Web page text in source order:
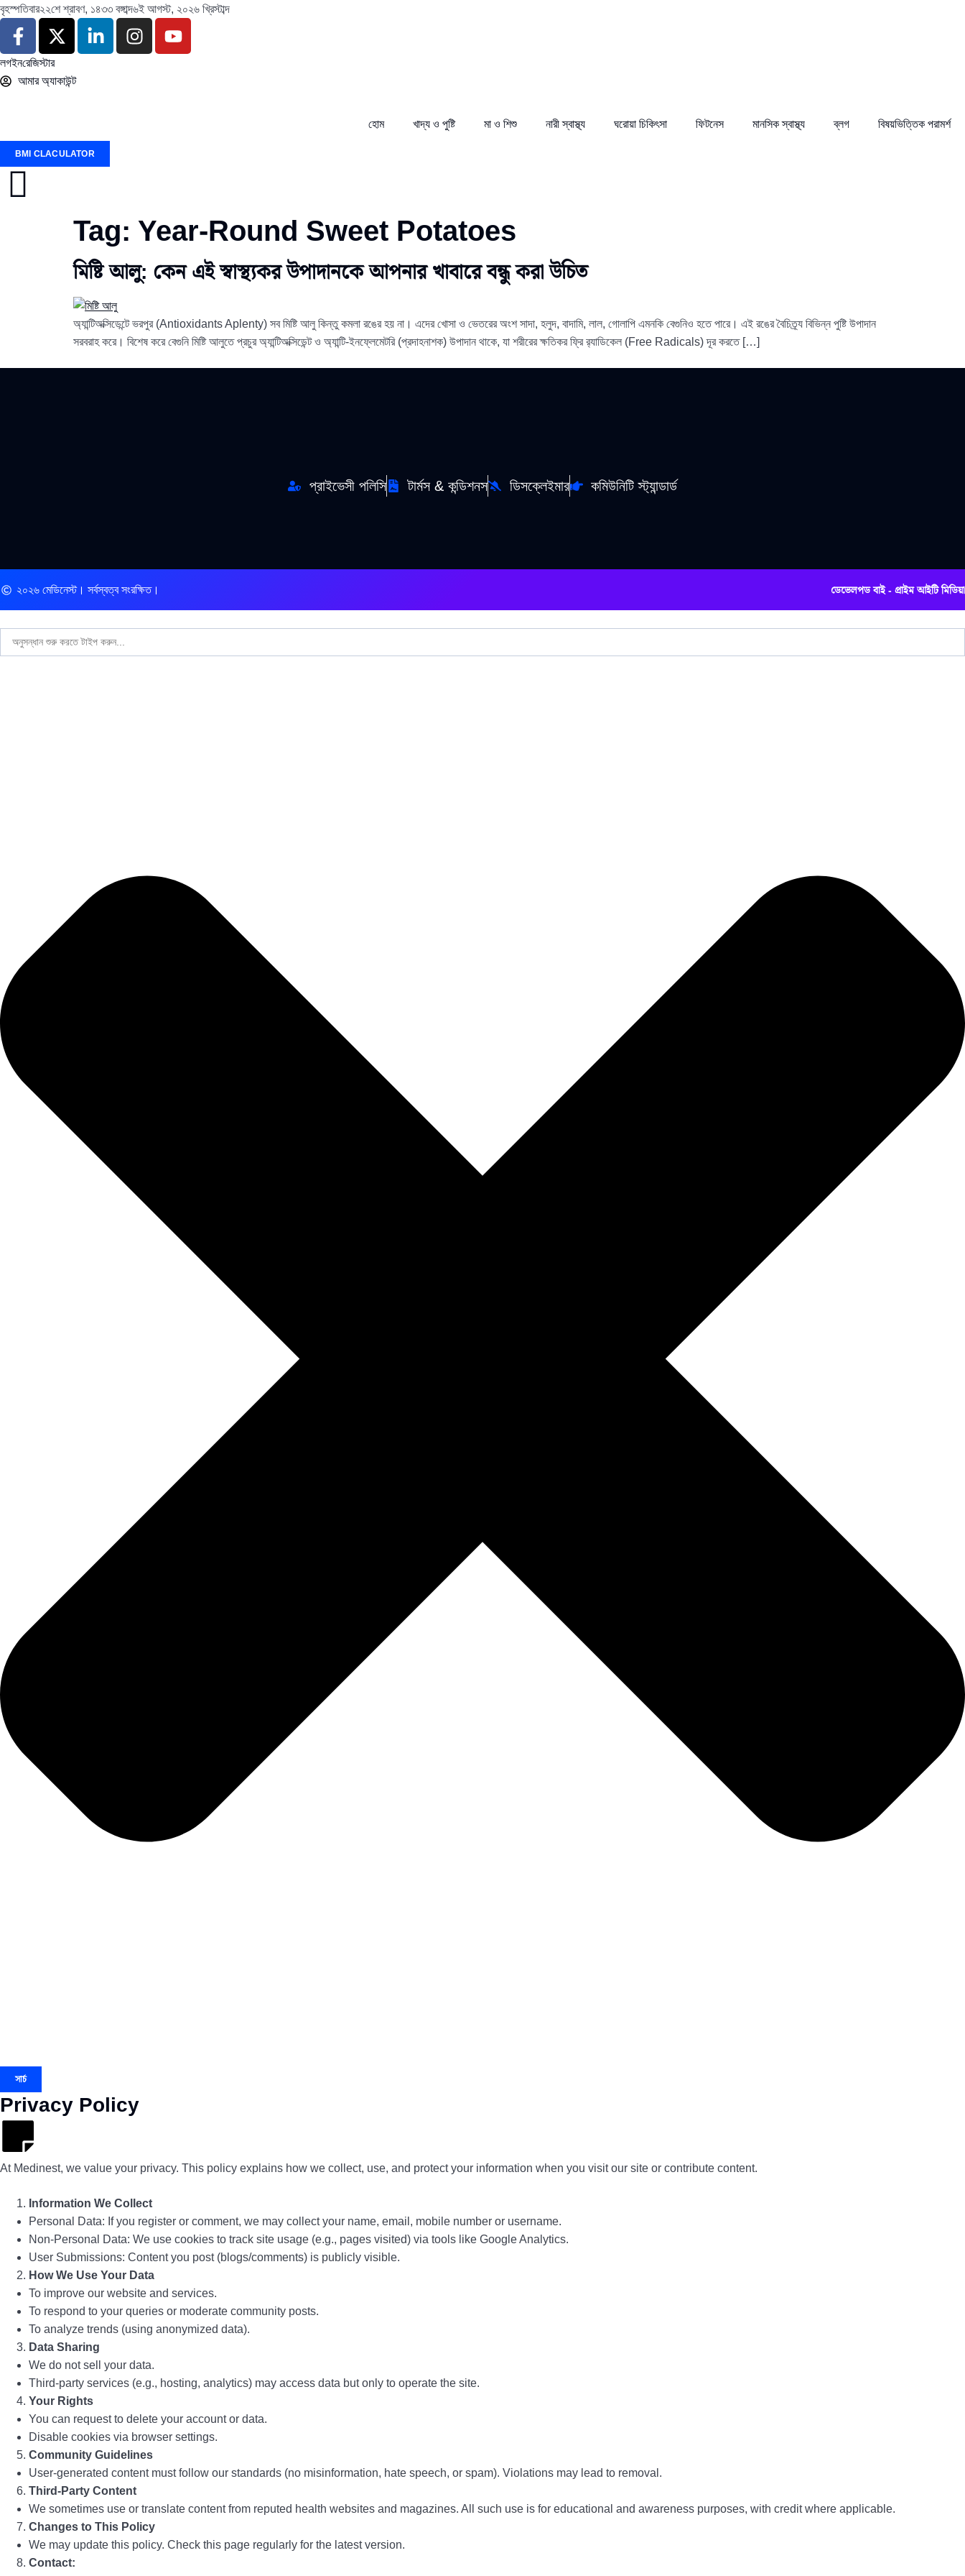
বৃহস্পতিবার২২শে শ্রাবণ, ১৪৩৩ বঙ্গাব্দ৬ই আগস্ট, ২০২৬ খ্রিস্টাব্দ
লগইনরেজিস্টার
আমার অ্যাকাউন্ট
হোম খাদ্য ও পুষ্টি মা ও শিশু নারী স্বাস্থ্য ঘরোয়া চিকিৎসা ফিটনেস মানসিক স্বাস্থ্য ব্লগ বিষয়ভিত্তিক পরামর্শ
BMI CLACULATOR
Tag: Year-Round Sweet Potatoes
মিষ্টি আলু: কেন এই স্বাস্থ্যকর উপাদানকে আপনার খাবারে বন্ধু করা উচিত
অ্যান্টিঅক্সিডেন্টে ভরপুর (Antioxidants Aplenty) সব মিষ্টি আলু কিন্তু কমলা রঙের হয় না। এদের খোসা ও ভেতরের অংশ সাদা, হলুদ, বাদামি, লাল, গোলাপি এমনকি বেগুনিও হতে পারে। এই রঙের বৈচিত্র্য বিভিন্ন পুষ্টি উপাদান
সরবরাহ করে। বিশেষ করে বেগুনি মিষ্টি আলুতে প্রচুর অ্যান্টিঅক্সিডেন্ট ও অ্যান্টি-ইনফ্লেমেটরি (প্রদাহনাশক) উপাদান থাকে, যা শরীরের ক্ষতিকর ফ্রি র‍্যাডিকেল (Free Radicals) দূর করতে […]
প্রাইভেসী পলিসি টার্মস & কন্ডিশনস ডিসক্লেইমার কমিউনিটি স্ট্যান্ডার্ড
২০২৬ মেডিনেস্ট। সর্বস্বত্ব সংরক্ষিত। ডেভেলপড বাই - প্রাইম আইটি মিডিয়া
সার্চ
Privacy Policy
At Medinest, we value your privacy. This policy explains how we collect, use, and protect your information when you visit our site or contribute content.
Information We Collect
Personal Data: If you register or comment, we may collect your name, email, mobile number or username.
Non-Personal Data: We use cookies to track site usage (e.g., pages visited) via tools like Google Analytics.
User Submissions: Content you post (blogs/comments) is publicly visible.
How We Use Your Data
To improve our website and services.
To respond to your queries or moderate community posts.
To analyze trends (using anonymized data).
Data Sharing
We do not sell your data.
Third-party services (e.g., hosting, analytics) may access data but only to operate the site.
Your Rights
You can request to delete your account or data.
Disable cookies via browser settings.
Community Guidelines
User-generated content must follow our standards (no misinformation, hate speech, or spam). Violations may lead to removal.
Third-Party Content
We sometimes use or translate content from reputed health websites and magazines. All such use is for educational and awareness purposes, with credit where applicable.
Changes to This Policy
We may update this policy. Check this page regularly for the latest version.
Contact: